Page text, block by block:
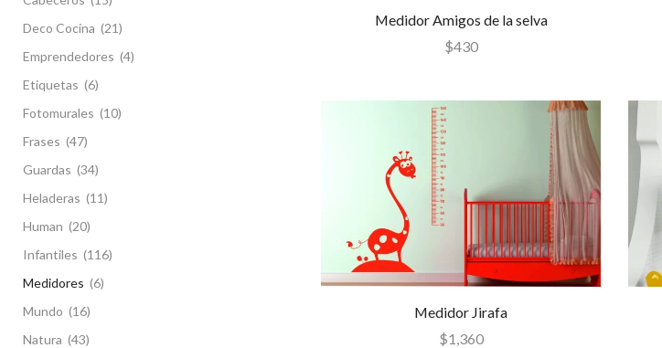
Medidor Amigos de la selva
$430
Medidor Jirafa
$1,360
Deco Cocina (21)
Emprendedores (4)
Etiquetas (6)
Fotomurales (10)
Frases (47)
Guardas (34)
Heladeras (11)
Human (20)
Infantiles (116)
Medidores (6)
Mundo (16)
Natura (43)